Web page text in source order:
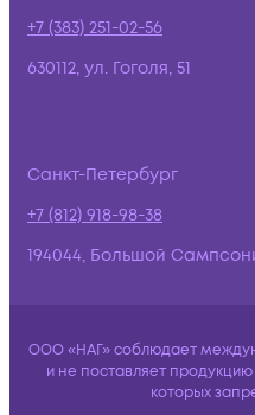
+7 (383) 251-02-56
630112, ул. Гоголя, 51
Санкт-Петербург
+7 (812) 918-98-38
194044, Большой
ООО «НАГ» соблюдает
и не поставляет
которых